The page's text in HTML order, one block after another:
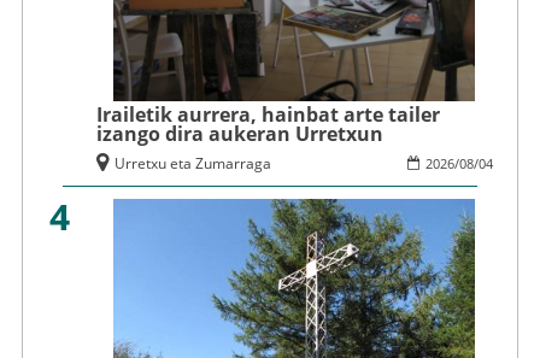
Irailetik aurrera, hainbat arte tailer
izango dira aukeran Urretxun
2026/08/04
Urretxu eta Zumarraga
4